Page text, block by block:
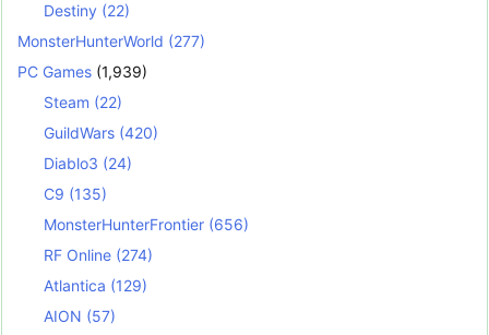
Destiny (22)
MonsterHunterWorld (277)
PC Games (1,939)
Steam (22)
GuildWars (420)
Diablo3 (24)
C9 (135)
MonsterHunterFrontier (656)
RF Online (274)
Atlantica (129)
AION (57)